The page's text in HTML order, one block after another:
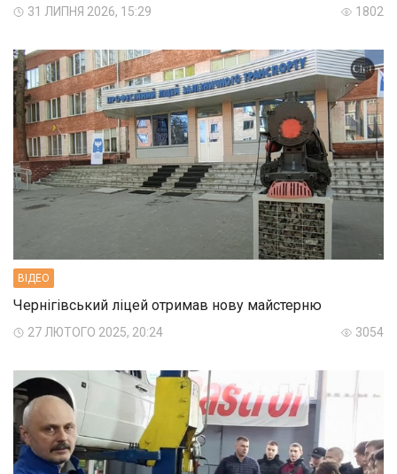
31 ЛИПНЯ 2026, 15:29 1802
ВIДЕО
Чернігівський ліцей отримав нову майстерню
27 ЛЮТОГО 2025, 20:24 3054